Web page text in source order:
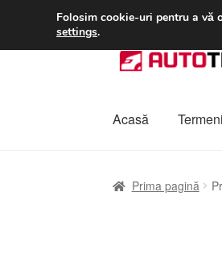
LIVRARE de
Sari
la
Sari
la
Acasă
Prima pagină
Folosim cookie-uri pentru a vă
settings.